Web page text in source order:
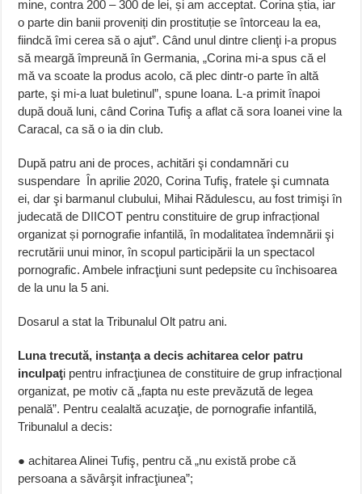
mine, contra 200 – 300 de lei, și am acceptat. Corina știa, iar
o parte din banii proveniți din prostituție se întorceau la ea,
fiindcă îmi cerea să o ajut”. Când unul dintre clienţi i-a propus
să meargă împreună în Germania, „Corina mi-a spus că el
mă va scoate la produs acolo, că plec dintr-o parte în altă
parte, şi mi-a luat buletinul”, spune Ioana. L-a primit înapoi
după două luni, când Corina Tufiş a aflat că sora Ioanei vine la
Caracal, ca să o ia din club.
După patru ani de proces, achitări şi condamnări cu
suspendare În aprilie 2020, Corina Tufiş, fratele şi cumnata
ei, dar şi barmanul clubului, Mihai Rădulescu, au fost trimişi în
judecată de DIICOT pentru constituire de grup infracțional
organizat și pornografie infantilă, în modalitatea îndemnării şi
recrutării unui minor, în scopul participării la un spectacol
pornografic. Ambele infracţiuni sunt pedepsite cu închisoarea
de la unu la 5 ani.
Dosarul a stat la Tribunalul Olt patru ani.
Luna trecută, instanţa a decis achitarea celor patru
inculpaţi pentru infracţiunea de constituire de grup infracțional
organizat, pe motiv că „fapta nu este prevăzută de legea
penală”. Pentru cealaltă acuzaţie, de pornografie infantilă,
Tribunalul a decis:
● achitarea Alinei Tufiş, pentru că „nu există probe că
persoana a săvârşit infracţiunea”;